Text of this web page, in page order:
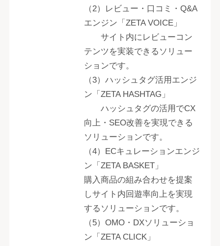
（2）レビュー・口コミ・Q&A
エンジン「ZETA VOICE」
サイト内にレビューコン
テンツを実装できるソリュー
ションです。
（3）ハッシュタグ活用エンジ
ン「ZETA HASHTAG」
ハッシュタグの活用でCX
向上・SEO改善を実現できる
ソリューションです。
（4）ECキュレーションエンジ
ン「ZETA BASKET」
購入商品の組み合わせを提案
しサイト内回遊率向上を実現
するソリューションです。
（5）OMO・DXソリューショ
ン「ZETA CLICK」